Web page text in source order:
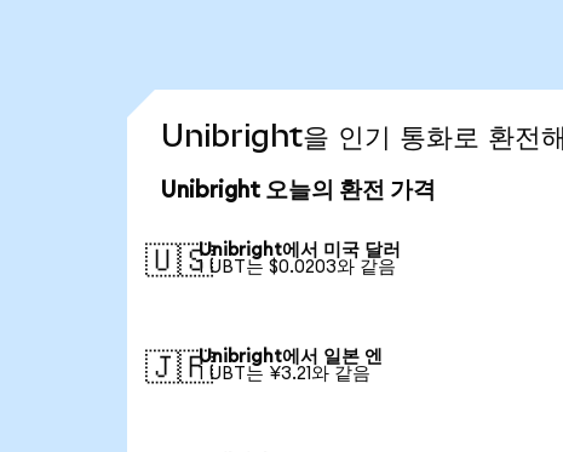
Unibright을 인기 통화로 환전
Unibright 오늘의 환전 가격
🇺🇸Unibright에서 미국 달러
1 UBT는 $0.0203와 같음
🇯🇵Unibright에서 일본 엔
1 UBT는 ¥3.21와 같음